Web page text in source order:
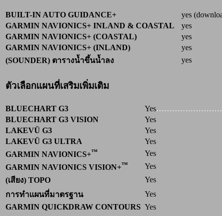
BUILT-IN AUTO GUIDANCE+
yes
GARMIN NAVIONICS+ INLAND & COASTAL
yes
GARMIN NAVIONICS+ (COASTAL)
yes
GARMIN NAVIONICS+ (INLAND)
yes
(SOUNDER) ตารางน้ำขึ้นน้ำลง
yes
ตัวเลือกแผนที่เสริมเพิ่มเติม
BLUECHART G3 Yes……… ………
BLUECHART G3 VISION
Yes
LAKEVÜ G3
Yes
LAKEVÜ G3 ULTRA
Yes
GARMIN NAVIONICS+™
Yes
GARMIN NAVIONICS VISION+™
Yes
(เสียง) TOPO
Yes
การทำแผนที่มาตรฐาน
Yes
GARMIN QUICKDRAW CONTOURS Yes